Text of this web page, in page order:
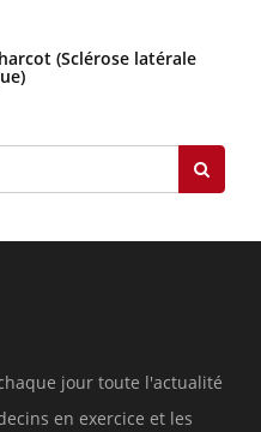
(Sclérose latérale
jour toute l'actualité
en exercice et les